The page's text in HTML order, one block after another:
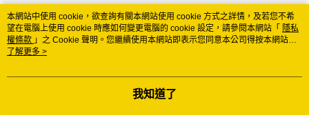
熱門標籤
本網站中使用 cookie，欲查詢有關本網站使用 cookie 方式之詳情，及若您不希
望在電腦上使用 cookie 時應如何變更電腦的 cookie 設定，請參閱本網站「 隱私
權條款 」之 Cookie 聲明。您繼續使用本網站即表示您同意本公司得按本網站使
用條款之 Cookie 聲明使用 cookie。
了解更多 >
我知道了